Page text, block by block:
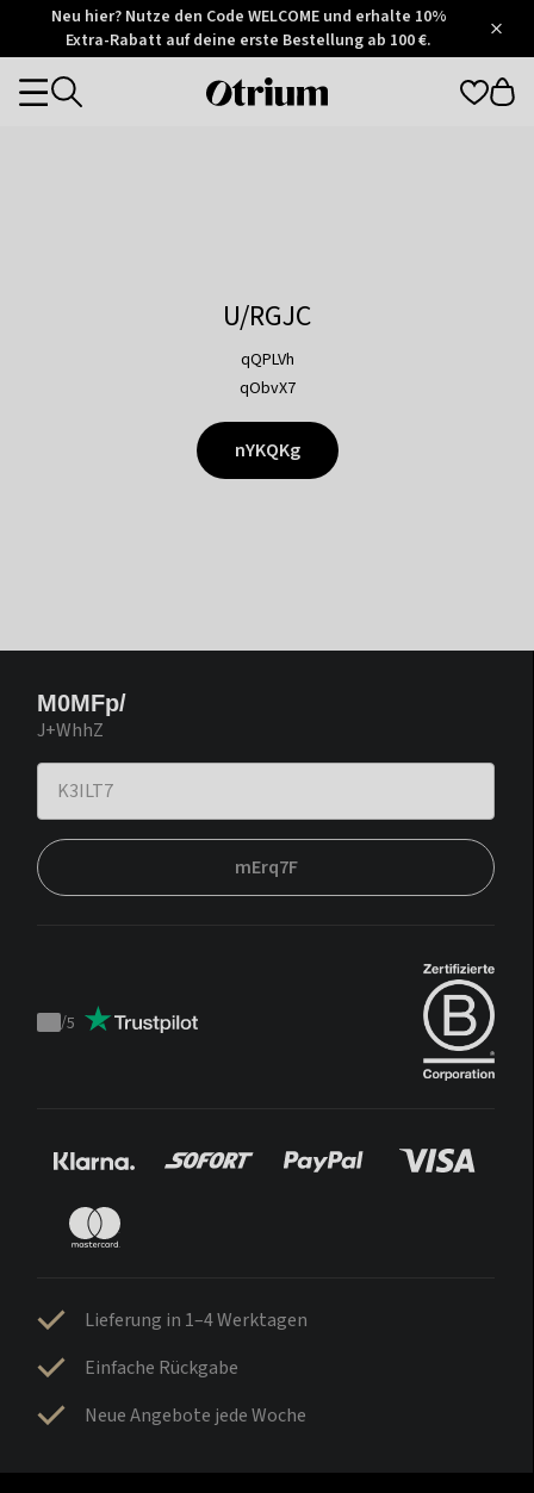
Otrium
Trustpilot
Neu hier? Nutze den Code WELCOME und erhalte 10%
Extra-Rabatt auf deine erste Bestellung ab 100 €.
Otrium
Categories
U/RGJC
qQPLVh
qObvX7
nYKQKg
M0MFp/
J+WhhZ
mErq7F
Trustpilot
/5
Lieferung in 1–4 Werktagen
Einfache Rückgabe
Neue Angebote jede Woche